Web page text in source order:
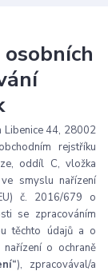
Libenice 44, 28002
rejstříku
oddíl C, vložka
smyslu nařízení
č. 2016/679 o
se zpracováním
těchto údajů a o
nařízení o ochraně
), zpracovával/a